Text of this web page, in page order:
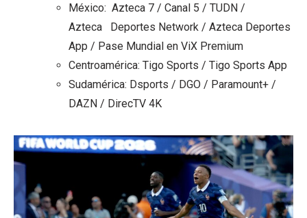
México: Azteca 7 / Canal 5 / TUDN /
Azteca Deportes Network / Azteca Deportes
App / Pase Mundial en ViX Premium
Centroamérica: Tigo Sports / Tigo Sports App
Sudamérica: Dsports / DGO / Paramount+ /
DAZN / DirecTV 4K